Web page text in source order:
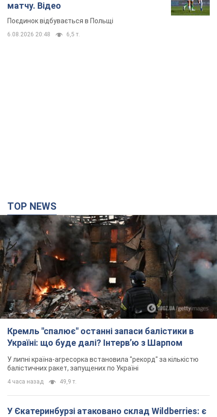
матчу. Відео
Поєдинок відбувається в Польщі
6.08.2026 20:48 6,5 т.
TOP NEWS
Кремль "спалює" останні запаси балістики в
Україні: що буде далі? Інтерв’ю з Шарпом
У липні країна-агресорка встановила "рекорд" за кількістю
балістичних ракет, запущених по Україні
4 часа назад 49,9 т.
У Єкатеринбурзі атаковано склад Wildberries: є